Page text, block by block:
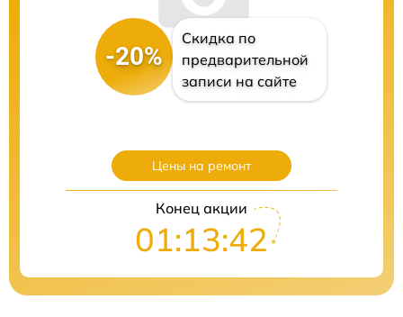
-20%
Скидка по
предварительной
записи на сайте
Цены на ремонт
Конец акции
01:13:41